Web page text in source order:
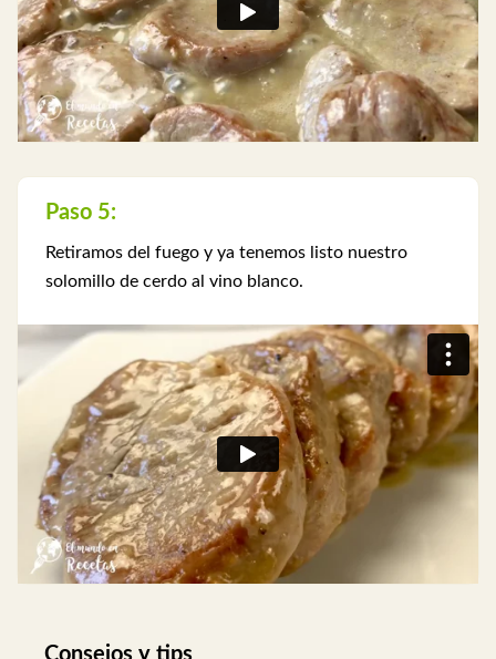
Paso 5:
Retiramos del fuego y ya tenemos listo nuestro
solomillo de cerdo al vino blanco.